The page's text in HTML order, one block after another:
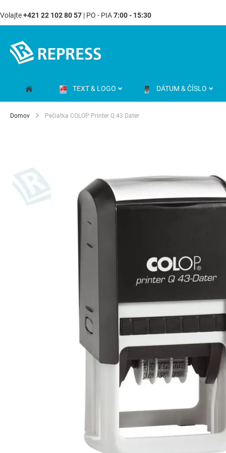
Volajte+421 22 102 80 57 | PO - PIA7:00 - 15:30
Content
TEXT & LOGO DÁTUM & ČÍSLO
Domov Pečiatka COLOP Printer Q 43 Dater
Preskočiť
galérie